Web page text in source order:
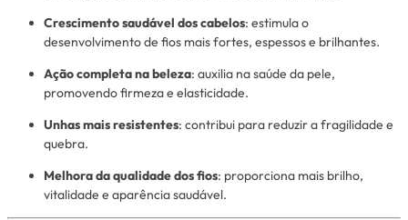
Crescimento saudável dos cabelos: estimula o
desenvolvimento de fios mais fortes, espessos e brilhantes.
Ação completa na beleza: auxilia na saúde da pele,
promovendo firmeza e elasticidade.
Unhas mais resistentes: contribui para reduzir a fragilidade e
quebra.
Melhora da qualidade dos fios: proporciona mais brilho,
vitalidade e aparência saudável.